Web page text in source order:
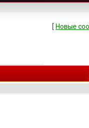
[ Новые